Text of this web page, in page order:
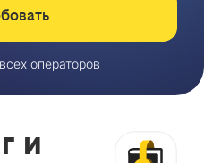
операторов
и